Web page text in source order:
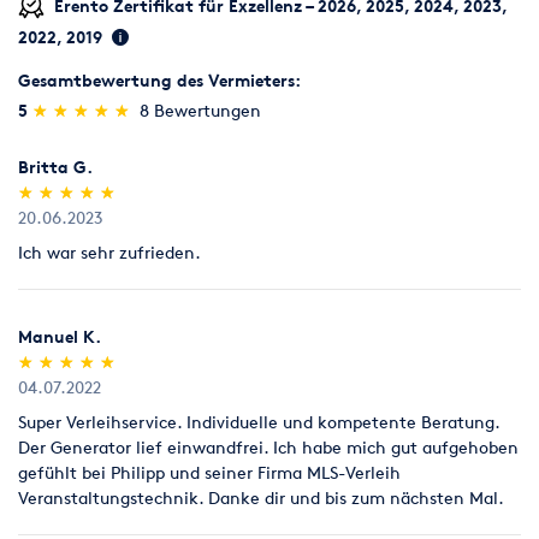
Erento Zertifikat für Exzellenz – 2026, 2025, 2024, 2023,
2022, 2019
Gesamtbewertung des Vermieters:
5 (*)
★
★
(*) ★
★
(*) ★
★
(*) ★
★
(*) ★
★ 8 Bewertungen
Britta G.
(*)
★
★
(*) ★
★
(*) ★
★
(*) ★
★
(*) ★
★
20.06.2023
Ich war sehr zufrieden.
Manuel K.
(*)
★
★
(*) ★
★
(*) ★
★
(*) ★
★
(*) ★
★
04.07.2022
Super Verleihservice. Individuelle und kompetente Beratung.
Der Generator lief einwandfrei. Ich habe mich gut aufgehoben
gefühlt bei Philipp und seiner Firma MLS-Verleih
Veranstaltungstechnik. Danke dir und bis zum nächsten Mal.